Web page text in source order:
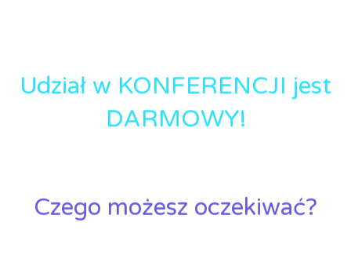
Udział w KONFERENCJI jest
DARMOWY!
Czego możesz oczekiwać?